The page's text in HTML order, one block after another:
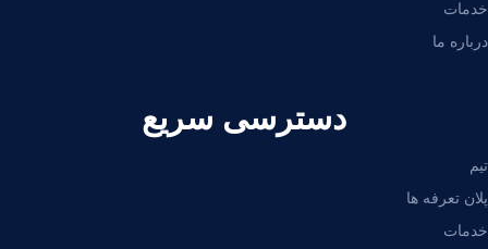
خدمات
درباره ما
دسترسی سریع
تیم
پلان تعرفه ها
خدمات